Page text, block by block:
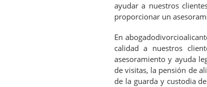
ayudar a nuestros
proporcionar un
En
calidad a nuestros
asesoramiento y ayuda
de visitas, la pensión de
de la guarda y custodia